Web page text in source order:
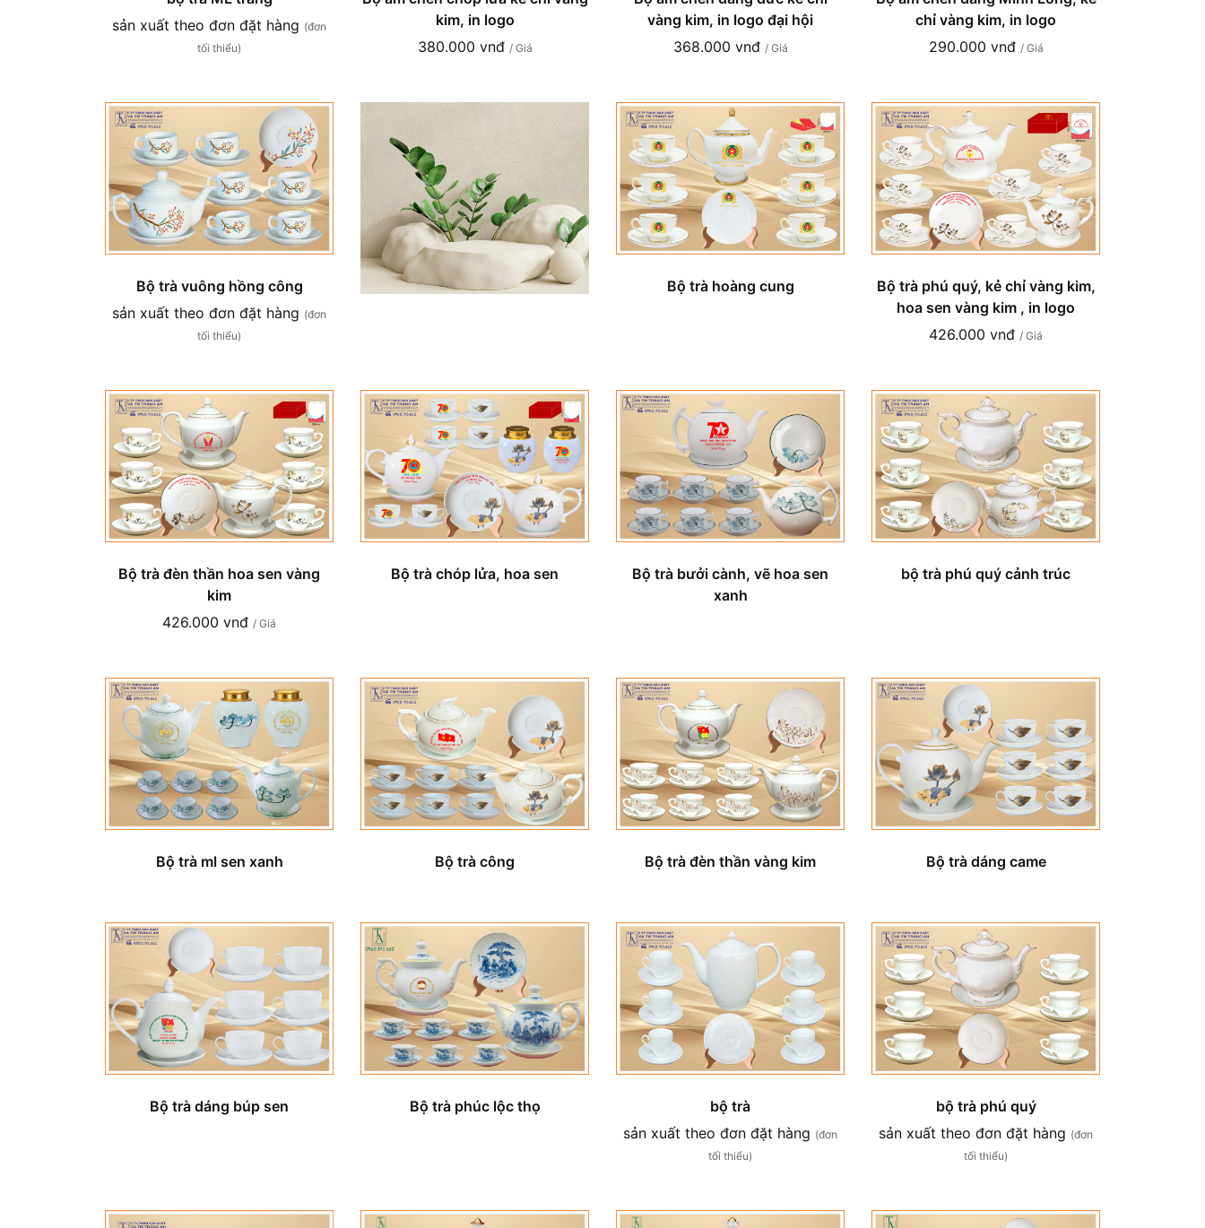
sản xuất theo đơn đặt hàng (đơn
tối thiểu)
kim, in logo
380.000 vnđ / Giá
vàng kim, in logo đại hội
368.000 vnđ / Giá
chỉ vàng kim, in logo
290.000 vnđ / Giá
Bộ trà vuông hồng công
sản xuất theo đơn đặt hàng (đơn
tối thiểu)
Bộ trà hoàng cung
Bộ trà phú quý, kẻ chỉ vàng kim,
hoa sen vàng kim , in logo
426.000 vnđ / Giá
Bộ trà đèn thần hoa sen vàng
kim
426.000 vnđ / Giá
Bộ trà chóp lửa, hoa sen
Bộ trà bưởi cành, vẽ hoa sen
xanh
bộ trà phú quý cảnh trúc
Bộ trà ml sen xanh Bộ trà công Bộ trà đèn thần vàng kim Bộ trà dáng came
Bộ trà dáng búp sen Bộ trà phúc lộc thọ
bộ trà
sản xuất theo đơn đặt hàng (đơn
tối thiểu)
bộ trà phú quý
sản xuất theo đơn đặt hàng (đơn
tối thiểu)